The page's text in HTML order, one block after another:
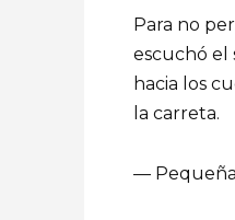
Para no
escuchó el
hacia los
la carreta.
—